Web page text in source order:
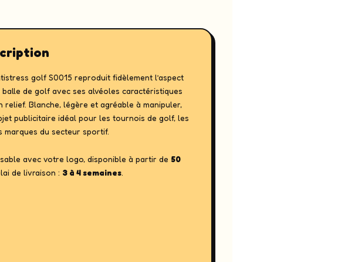
golf S0015 reproduit fidèlement l’aspect
balle de golf avec ses alvéoles caractéristiques
relief. Blanche, légère et agréable à manipuler,
publicitaire idéal pour les tournois de golf, les
marques du secteur sportif.
avec votre logo, disponible à partir de 50
de livraison : 3 à 4 semaines.